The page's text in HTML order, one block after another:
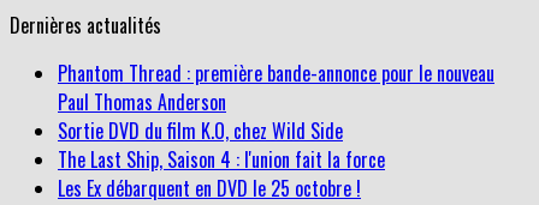
Dernières actualités
Paul Thomas Anderson
Sortie DVD du film K.O, chez Wild Side
The Last Ship, Saison 4 : l'union fait la force
Les Ex débarquent en DVD le 25 octobre !